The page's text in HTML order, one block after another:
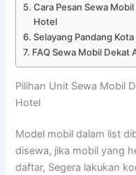
Cara Pesan Sewa
Hotel
Selayang Pandang
FAQ Sewa Mobil Dekat
Pilihan Unit Sewa Mobil
Hotel
Model mobil dalam list
disewa, jika mobil yang
daftar, Segera lakukan